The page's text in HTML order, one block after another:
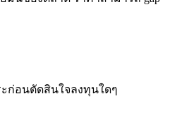
ก่อนตัดสินใจลงทุนใดๆ